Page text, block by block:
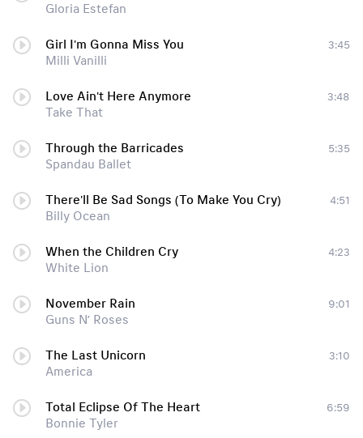
Gloria Estefan
Girl I'm Gonna Miss You
Milli Vanilli
3:45
Love Ain't Here Anymore
Take That
3:48
Through the Barricades
Spandau Ballet
5:35
There'll Be Sad Songs (To Make You Cry)
Billy Ocean
4:51
When the Children Cry
White Lion
4:23
November Rain
Guns N’ Roses
9:01
The Last Unicorn
America
3:10
Total Eclipse Of The Heart
Bonnie Tyler
6:59